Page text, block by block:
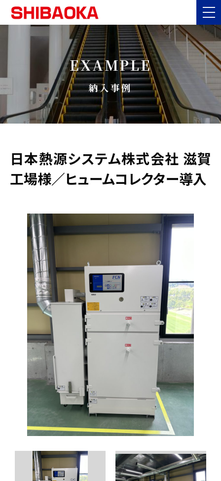
EXAMPLE
納入事例
日本熱源システム株式会社 滋賀
工場様／ヒュームコレクター導入